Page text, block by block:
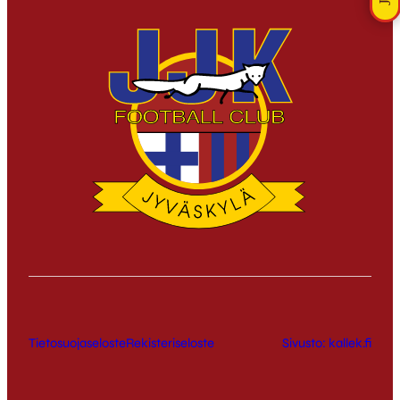
TietosuojaselosteRekisteriseloste Sivusto: kallek.fi